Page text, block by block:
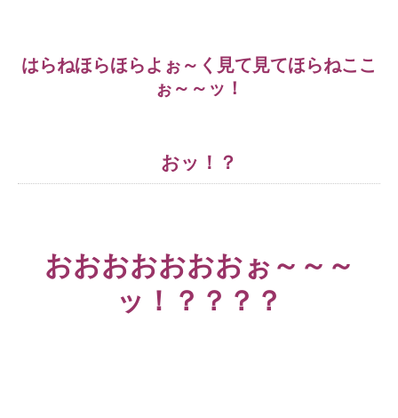
はらねほらほらよぉ～く見て見てほらねここ
ぉ～～ッ！
おッ！？
おおおおおおおぉ～～～
ッ！？？？？